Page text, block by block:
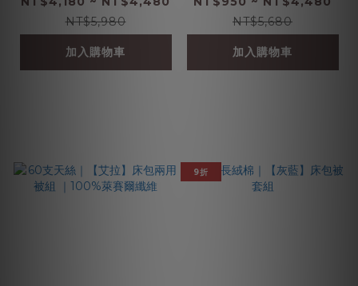
NT$5,980
加入購物車
NT$5,680
加入購物車
9折